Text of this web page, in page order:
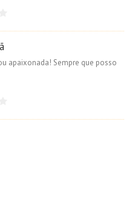
apaixonada! Sempre que posso